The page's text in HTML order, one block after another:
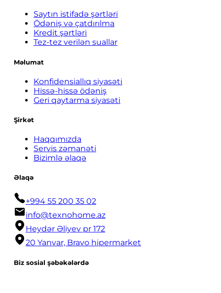
Saytın istifadə şərtləri
Ödəniş və çatdırılma
Kredit şərtləri
Tez-tez verilən suallar
Məlumat
Konfidensiallıq siyasəti
Hissə-hissə ödəniş
Geri qaytarma siyasəti
Şirkət
Haqqımızda
Servis zəmanəti
Bizimlə əlaqə
Əlaqə
+994 55 200 35 02
info@texnohome.az
Heydər Əliyev pr 172
20 Yanvar, Bravo hipermarket
Biz sosial şəbəkələrdə